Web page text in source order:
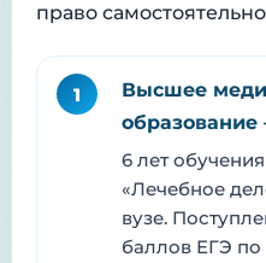
право
1
Высшее
6 лет
«Лечебное
вузе.
баллов ЕГЭ